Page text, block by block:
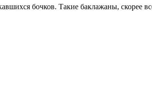
бочков. Такие баклажаны, скорее